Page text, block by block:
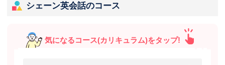
シェーン英会話のコース
気になるコース(カリキュラム)をタップ!